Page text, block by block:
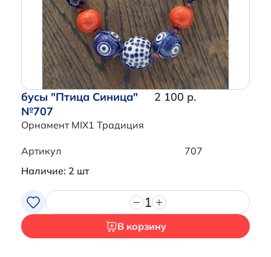
бусы "Птица Синица"
№707
Орнамент MIX1 Традиция
2 100 р.
Артикул
707
Наличие: 2 шт
1
В корзину